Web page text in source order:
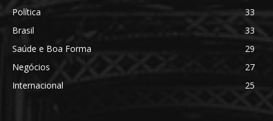
Política
33
Brasil
33
Saúde e Boa Forma
29
Negócios
27
Internacional
25